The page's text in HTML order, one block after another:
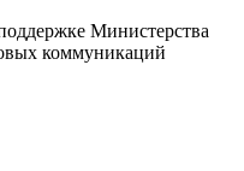
Министерства
коммуникаций